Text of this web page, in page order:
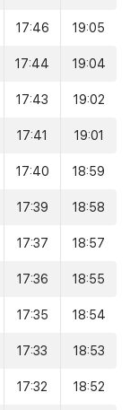
17:46 19:05
17:44 19:04
17:43 19:02
17:41 19:01
17:40 18:59
17:39 18:58
17:37 18:57
17:36 18:55
17:35 18:54
17:33 18:53
17:32 18:52